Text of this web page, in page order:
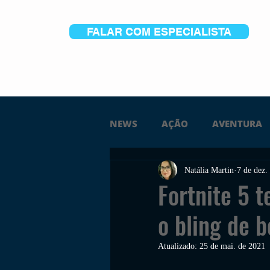
FALAR COM ESPECIALISTA
NEWS AÇÃO AVENTURA
FICÇÃO TERROR PC
TRAILER PLATAFORMA
Fortnite 5
o bling de
Natália Martin 7 de
Atualizado: 25 de mai. de 2021